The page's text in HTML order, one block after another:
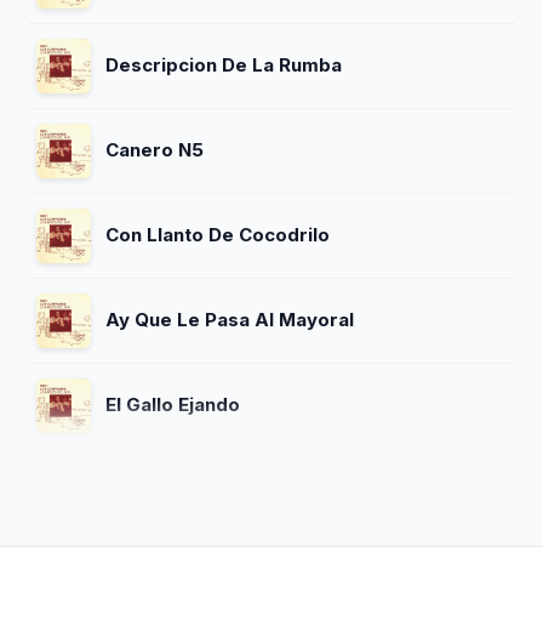
Descripcion De La Rumba
Canero N5
Con Llanto De Cocodrilo
Ay Que Le Pasa Al Mayoral
El Gallo Ejando